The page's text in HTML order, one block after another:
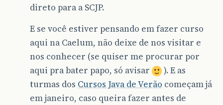
direto para a SCJP.
E se você estiver pensando em fazer curso
aqui na Caelum, não deixe de nos visitar e
nos conhecer (se quiser me procurar por
aqui pra bater papo, só avisar
). E as
turmas dos Cursos Java de Verão começam já
em janeiro, caso queira fazer antes de